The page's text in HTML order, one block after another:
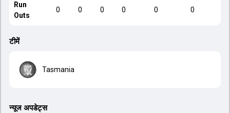
Run
Outs
0 0 0 0 0 0
टीमें
Tasmania
न्यूज अपडेट्स